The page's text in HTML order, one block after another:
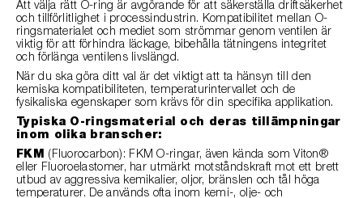
Att välja rätt O-ring är avgörande för att säkerställa driftsäkerhet
och tillförlitlighet i processindustrin. Kompatibilitet mellan O-
ringsmaterialet och mediet som strömmar genom ventilen är
viktig för att förhindra läckage, bibehålla tätningens integritet
och förlänga ventilens livslängd.
När du ska göra ditt val är det viktigt att ta hänsyn till den
kemiska kompatibiliteten, temperaturintervallet och de
fysikaliska egenskaper som krävs för din specifika applikation.
Typiska O-ringsmaterial och deras tillämpningar
inom olika branscher:
FKM (Fluorocarbon): FKM O-ringar, även kända som Viton®
eller Fluoroelastomer, har utmärkt motståndskraft mot ett brett
utbud av aggressiva kemikalier, oljor, bränslen och tål höga
temperaturer. De används ofta inom kemi-, olje- och